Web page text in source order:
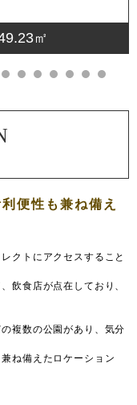
㎡
クトにアクセスすること
飲食店が点在しており、
複数の公園があり、気分
ね備えたロケーション